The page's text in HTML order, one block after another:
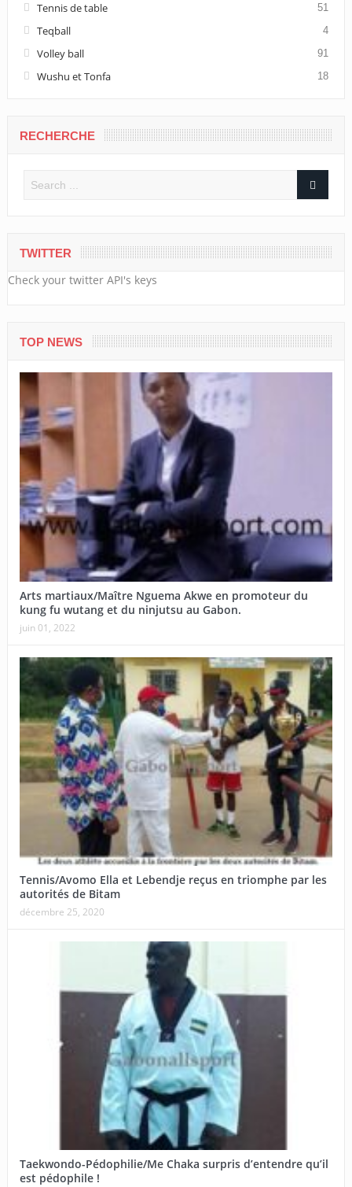
Tennis de table 51
Teqball 4
Volley ball 91
Wushu et Tonfa 18
RECHERCHE
TWITTER
Check your twitter API's keys
TOP NEWS
Arts martiaux/Maître Nguema Akwe en promoteur du
kung fu wutang et du ninjutsu au Gabon.
juin 01, 2022
Tennis/Avomo Ella et Lebendje reçus en triomphe par les
autorités de Bitam
décembre 25, 2020
Taekwondo-Pédophilie/Me Chaka surpris d’entendre qu’il
est pédophile !